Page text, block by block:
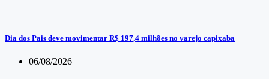
Dia dos Pais deve movimentar R$ 197,4 milhões no varejo capixaba
06/08/2026